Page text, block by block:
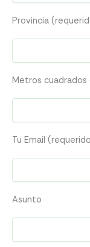
Provincia
Metros
Tu Email
Asunto